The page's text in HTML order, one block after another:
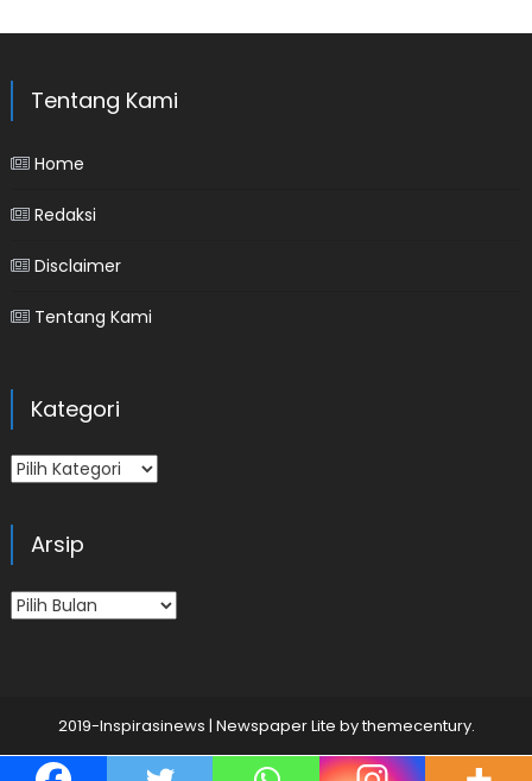
Tentang Kami
Home
Redaksi
Disclaimer
Tentang Kami
Kategori
Kategori
Arsip
Arsip
2019-Inspirasinews | Newspaper Lite bythemecentury.